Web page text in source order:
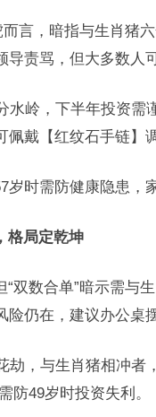
而言，暗指与生肖猪
导责骂，但大多数人
水岭，下半年投资需
戴【红纹石手链】
岁时需防健康隐患，
格局定乾坤
“双数合单”暗示需与
险仍在，建议办公桌
劫，与生肖猪相冲者
防49岁时投资失利。